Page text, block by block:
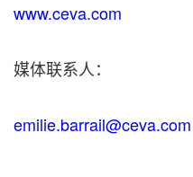
www.ceva.com
媒体联系人：
emilie.barrail@ceva.com